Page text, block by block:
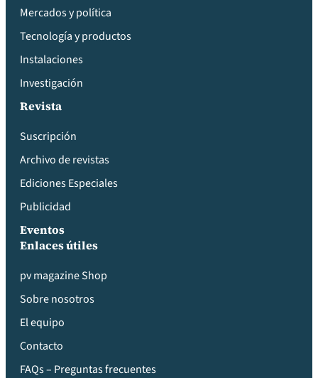
Mercados y política
Tecnología y productos
Instalaciones
Investigación
Revista
Suscripción
Archivo de revistas
Ediciones Especiales
Publicidad
Eventos
Enlaces útiles
pv magazine Shop
Sobre nosotros
El equipo
Contacto
FAQs – Preguntas frecuentes